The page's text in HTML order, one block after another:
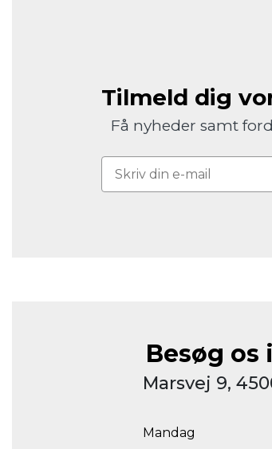
Tilmeld dig
Få nyheder samt
Besøg
Marsvej 9,
Mandag